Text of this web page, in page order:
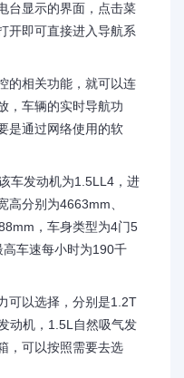
台显示的界面，点击菜
开即可直接进入导航系
相关功能，就可以连
，车辆的实时导航功
是通过网络使用的软
发动机为1.5LL4，进
高分别为4663mm、
，车身类型为4门5
车速每小时为190千
以选择，分别是1.2T
动机，1.5L自然吸气发
，可以按照需要去选